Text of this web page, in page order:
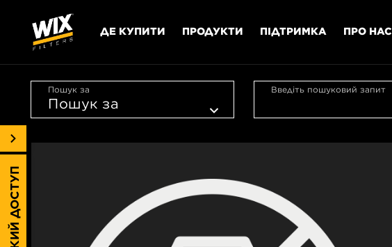
ДЕ КУПИТИ ПРОДУКТИ ПІДТРИМКА ПРО НАС
Пошук за Введіть пошуковий запит